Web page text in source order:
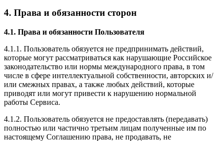
4. Права и обязанности сторон
4.1. Права и обязанности Пользователя
4.1.1. Пользователь обязуется не предпринимать действий,
которые могут рассматриваться как нарушающие Российское
законодательство или нормы международного права, в том
числе в сфере интеллектуальной собственности, авторских и/
или смежных правах, а также любых действий, которые
приводят или могут привести к нарушению нормальной
работы Сервиса.
4.1.2. Пользователь обязуется не предоставлять (передавать)
полностью или частично третьим лицам полученные им по
настоящему Соглашению права, не продавать, не